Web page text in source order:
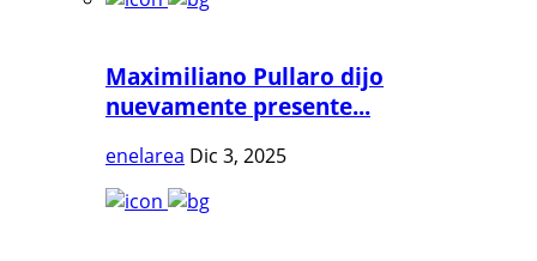
Maximiliano Pullaro dijo
nuevamente presente...
enelarea Dic 3, 2025